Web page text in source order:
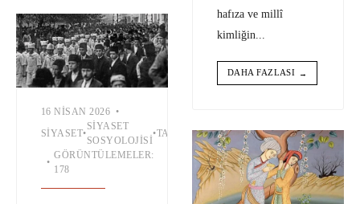
hafıza ve millî
kimliğin
DAHA FAZLASI →
16 NISAN 2026 •
SIYASET•
SIYASET
SOSYOLOJISI
•TARIH
•
GÖRÜNTÜLEMELER:
178